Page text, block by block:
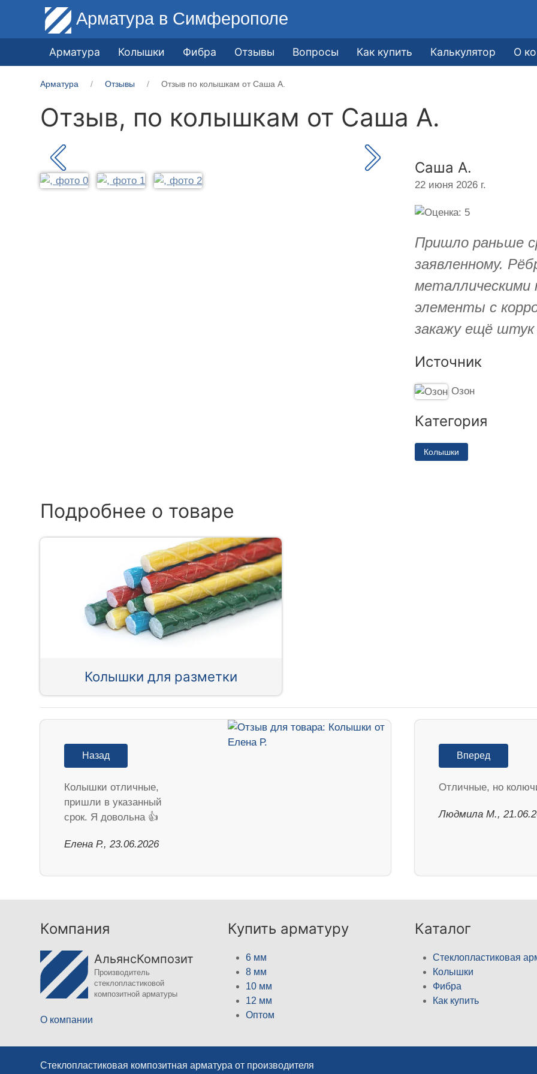
Арматура в Симферополе
Арматура Колышки Фибра Отзывы Вопросы Как купить Калькулятор О
Арматура Отзывы Отзыв по колышкам от Саша А.
Отзыв, по колышкам от Саша А.
Саша А.
22 июня 2026 г.
Пришло раньше
заявленному.
металлическими
элементы с
закажу ещё штук
Источник
Озон
Категория
Колышки
Подробнее о товаре
Колышки для разметки
Назад
Колышки отличные,
пришли в указанный
срок. Я довольна 👍
Елена Р., 23.06.2026
Вперед
Отличные, но
Людмила М.,
Компания
АльянсКомпозит
Производитель
стеклопластиковой
композитной арматуры
О компании
Купить арматуру
6 мм
8 мм
10 мм
12 мм
Оптом
Каталог
Стеклопластиковая
Колышки
Фибра
Как купить
Стеклопластиковая композитная арматура от производителя